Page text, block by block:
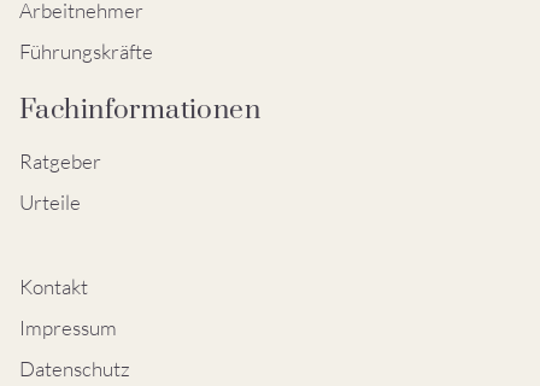
Arbeitnehmer
Führungskräfte
Fachinformationen
Ratgeber
Urteile
Kontakt
Impressum
Datenschutz